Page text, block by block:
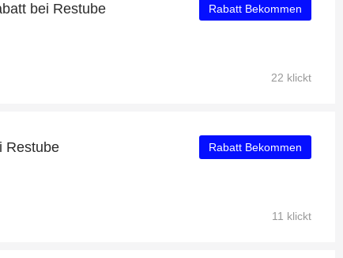
bei Restube Rabatt Bekommen
22 klickt
Restube Rabatt Bekommen
11 klickt